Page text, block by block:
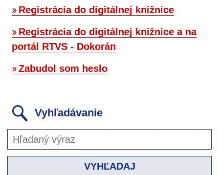
Registrácia do digitálnej knižnice
Registrácia do digitálnej knižnice a na
portál RTVS - Dokorán
Zabudol som heslo
Vyhľadávanie
VYHĽADAJ